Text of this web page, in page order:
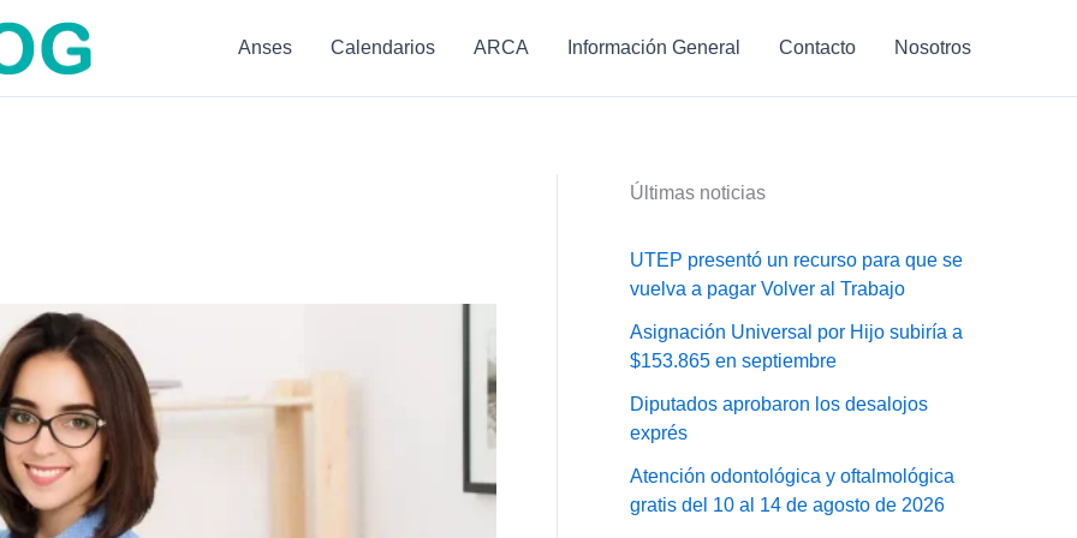
Anses Calendarios ARCA Información General Contacto Nosotros
Últimas noticias
UTEP presentó un recurso para que se
vuelva a pagar Volver al Trabajo
Asignación Universal por Hijo subiría a
$153.865 en septiembre
Diputados aprobaron los desalojos
exprés
Atención odontológica y oftalmológica
gratis del 10 al 14 de agosto de 2026